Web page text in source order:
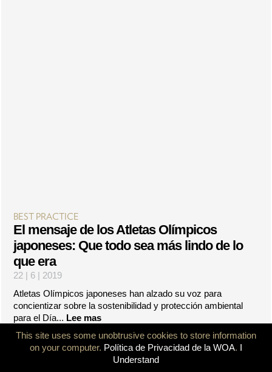
BEST PRACTICE
El mensaje de los Atletas Olímpicos
japoneses: Que todo sea más lindo de lo
que era
22 | 6 | 2019
Atletas Olímpicos japoneses han alzado su voz para
concientizar sobre la sostenibilidad y protección ambiental
para el Día... Lee mas
|2|3|4|
This site uses some unobtrusive cookies to store information
on your computer. Política de Privacidad de la WOA. I
Understand